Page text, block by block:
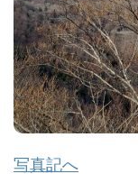
写真記へ